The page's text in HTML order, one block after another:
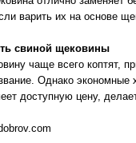
варить их на основе
свиной щековины
чаще всего коптят,
Однако экономные
доступную цену,